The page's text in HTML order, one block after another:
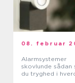
08. februar
Alarmsystemer
skovlunde sådan skaber
du tryghed i